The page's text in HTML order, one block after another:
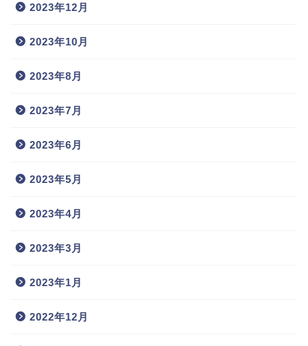
2023年12月
2023年10月
2023年8月
2023年7月
2023年6月
2023年5月
2023年4月
2023年3月
2023年1月
2022年12月